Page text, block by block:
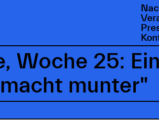
Woche 25:
munter"